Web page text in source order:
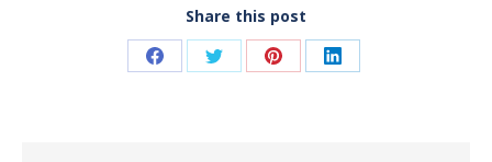
Share this post
Share Share Share Share